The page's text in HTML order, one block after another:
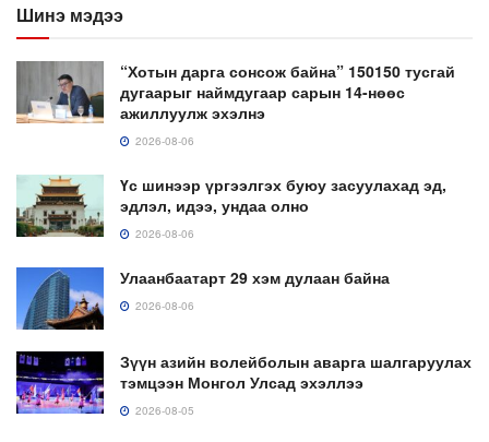
Шинэ мэдээ
“Хотын дарга сонсож байна” 150150 тусгай
дугаарыг наймдугаар сарын 14-нөөс
ажиллуулж эхэлнэ
2026-08-06
Үс шинээр үргээлгэх буюу засуулахад эд,
эдлэл, идээ, ундаа олно
2026-08-06
Улаанбаатарт 29 хэм дулаан байна
2026-08-06
Зүүн азийн волейболын аварга шалгаруулах
тэмцээн Монгол Улсад эхэллээ
2026-08-05